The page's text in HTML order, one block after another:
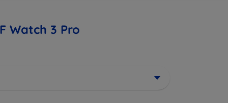
Watch 3 Pro